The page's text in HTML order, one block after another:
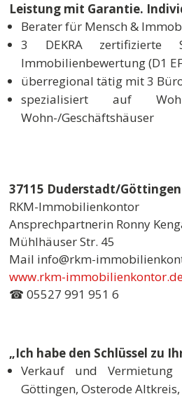
Leistung mit Garantie.
Berater für Mensch &
3 DEKRA zertifizierte
Immobilienbewertung (D1
überregional tätig mit 3
spezialisiert auf
Wohn-/Geschäftshäuser
37115 Duderstadt/Göttingen
RKM-Immobilienkontor
Ansprechpartnerin Ronny
Mühlhäuser Str. 45
Mail info@rkm-
www.rkm-
☎ 05527 991 951 6
„Ich habe den Schlüssel zu
Verkauf und
Göttingen, Osterode